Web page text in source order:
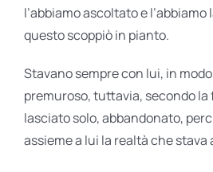
l’abbiamo ascoltato e
questo scoppiò in pianto.
Stavano sempre con lui, in
premuroso, tuttavia, secondo la
lasciato solo, abbandonato,
assieme a lui la realtà che